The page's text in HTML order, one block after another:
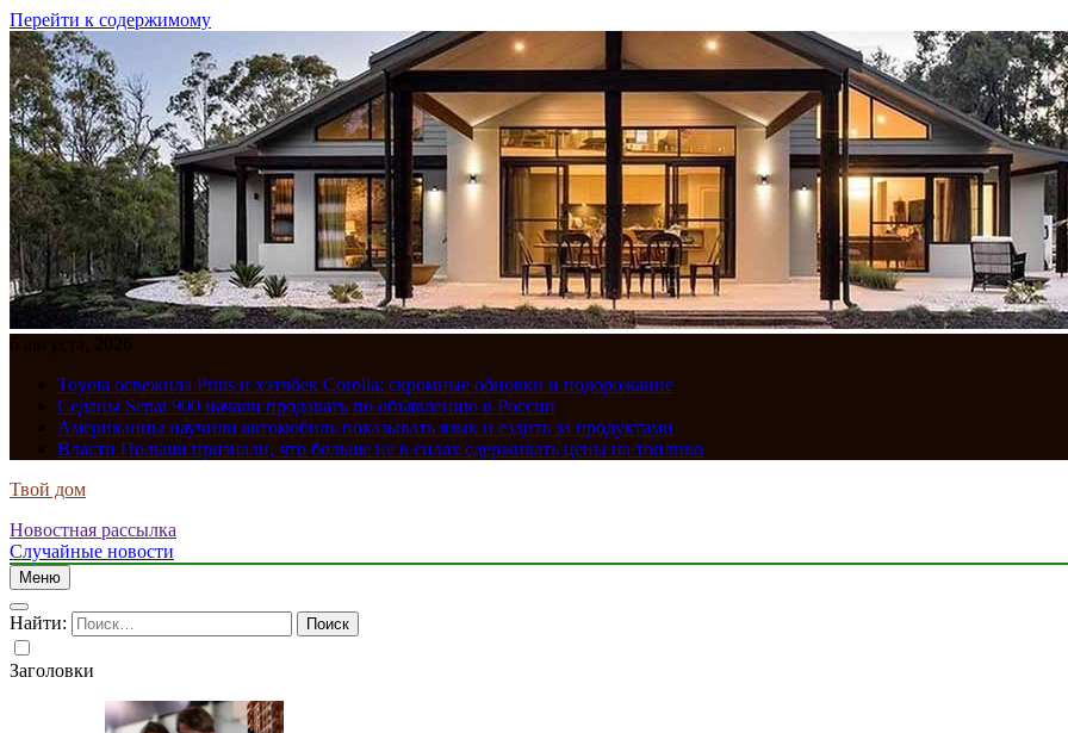
Перейти к содержимому
6 августа, 2026
Toyota освежила Prius и хэтчбек Corolla: скромные обновки и подорожание
Седаны Senat 900 начали продавать по объявлению в России
Американцы научили автомобиль показывать язык и ездить за продуктами
Власти Польши признали, что больше не в силах сдерживать цены на топливо
Твой дом
Новостная рассылка
Случайные новости
Меню
Найти:
Заголовки